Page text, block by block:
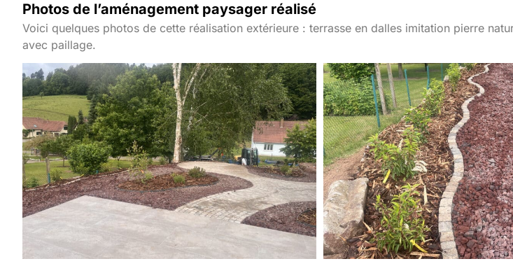
Photos de l’aménagement paysager réalisé
Voici quelques photos de cette réalisation extérieure : terrasse en dalles imitation pierre
avec paillage.